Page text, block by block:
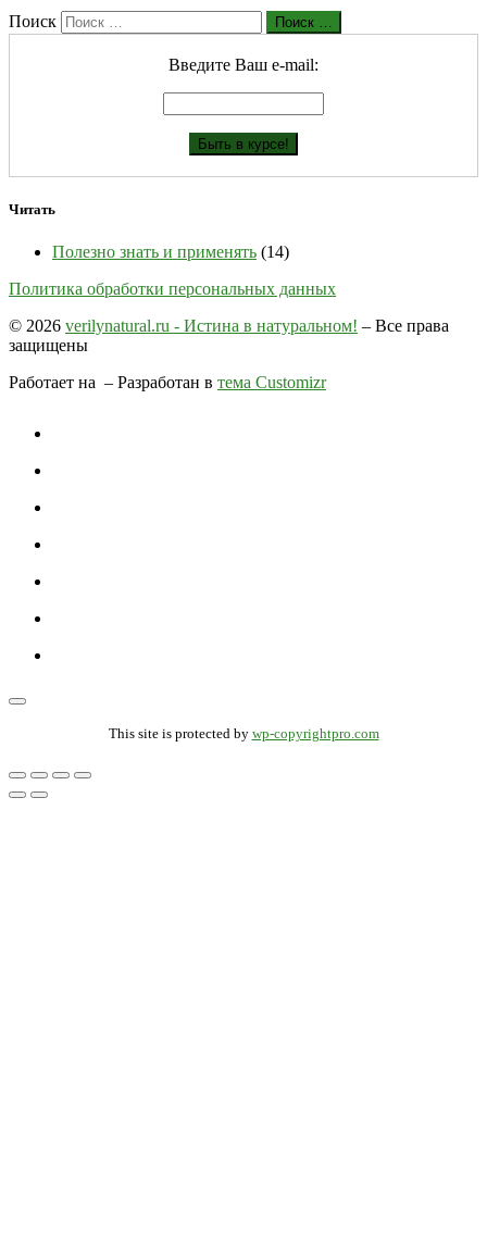
Поиск Поиск …
Введите Ваш е-mail:
Читать
Полезно знать и применять (14)
Политика обработки персональных данных
© 2026 verilynatural.ru - Истина в натуральном! – Все права
защищены
Работает на – Разработан в тема Customizr
This site is protected by wp-copyrightpro.com